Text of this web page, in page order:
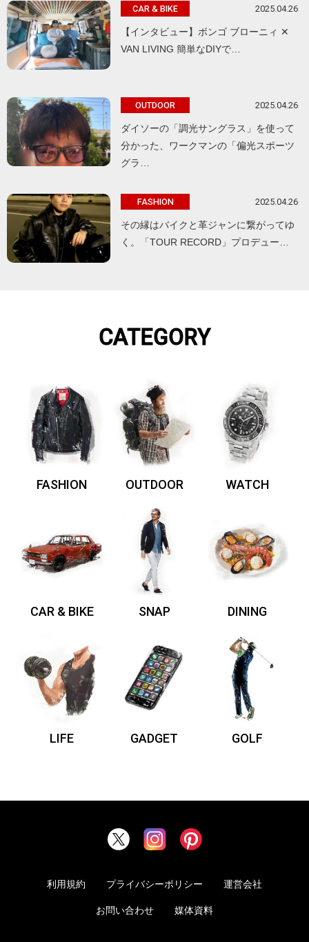
CAR & BIKE 2025.04.26
【インタビュー】ボンゴ ブローニィ ✕
VAN LIVING 簡単なDIYで…
OUTDOOR 2025.04.26
ダイソーの「調光サングラス」を使って
分かった、ワークマンの「偏光スポーツ
グラ…
FASHION 2025.04.26
その縁はバイクと革ジャンに繋がってゆ
く。「TOUR RECORD」プロデュー…
CATEGORY
FASHION OUTDOOR WATCH
CAR & BIKE SNAP DINING
LIFE GADGET GOLF
利用規約 プライバシーポリシー 運営会社
お問い合わせ 媒体資料